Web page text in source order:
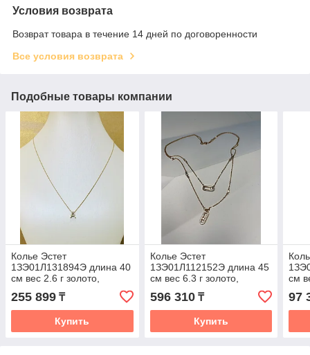
Условия возврата
Возврат товара в течение 14 дней по договоренности
Все условия возврата
Подобные товары компании
Колье Эстет
1ЗЭ01Л131894Э длина 40
см вес 2.6 г золото,
255 899 ₸
Купить
Колье Эстет
1ЗЭ01Л112152Э длина 45
см вес 6.3 г золото,
596 310₸
Купить
см
97